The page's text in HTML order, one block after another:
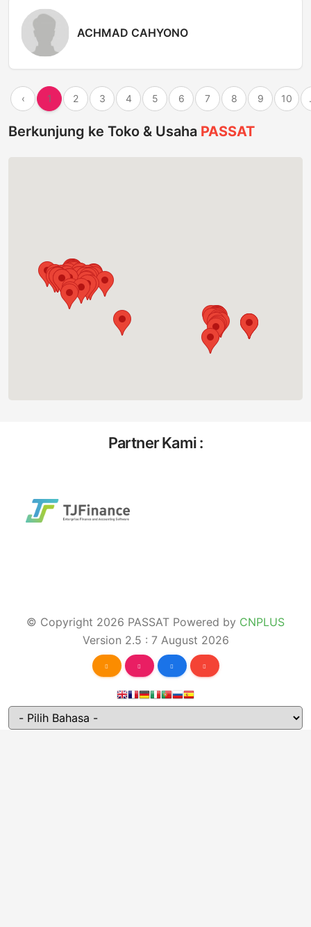
ACHMAD CAHYONO
‹ 1 2 3 4 5 6 7 8 9 10
Berkunjung ke Toko & Usaha PASSAT
Partner Kami :
© Copyright 2026 PASSAT Powered by CNPLUS
Version 2.5 : 7 August 2026